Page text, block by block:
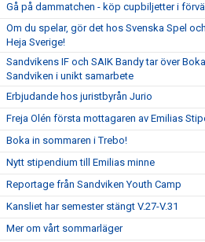
Gå på dammatchen - köp cupbiljetter i
Om du spelar, gör det hos Svenska Spel
Heja Sverige!
Sandvikens IF och SAIK Bandy tar över
Sandviken i unikt samarbete
Erbjudande hos juristbyrån Jurio
Freja Olén första mottagaren av Emilias
Boka in sommaren i Trebo!
Nytt stipendium till Emilias minne
Reportage från Sandviken Youth Camp
Kansliet har semester stängt V.27-V.31
Mer om vårt sommarläger